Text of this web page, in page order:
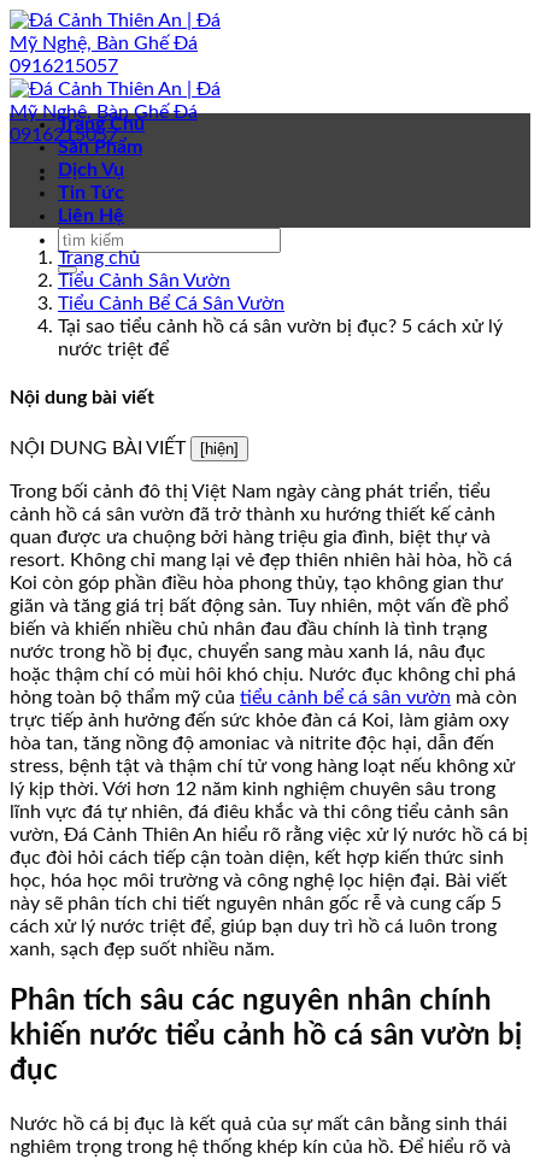
Bỏ
qua
nội
dung
Trang Chủ
Sản Phẩm
Dịch Vụ
Tin Tức
Liên Hệ
Trang chủ
Tiểu Cảnh Sân Vườn
Tiểu Cảnh Bể Cá Sân Vườn
Tại sao tiểu cảnh hồ cá sân vườn bị đục? 5 cách xử lý
nước triệt để
Nội dung bài viết
NỘI DUNG BÀI VIẾT [hiện]
Trong bối cảnh đô thị Việt Nam ngày càng phát triển, tiểu
cảnh hồ cá sân vườn đã trở thành xu hướng thiết kế cảnh
quan được ưa chuộng bởi hàng triệu gia đình, biệt thự và
resort. Không chỉ mang lại vẻ đẹp thiên nhiên hài hòa, hồ cá
Koi còn góp phần điều hòa phong thủy, tạo không gian thư
giãn và tăng giá trị bất động sản. Tuy nhiên, một vấn đề phổ
biến và khiến nhiều chủ nhân đau đầu chính là tình trạng
nước trong hồ bị đục, chuyển sang màu xanh lá, nâu đục
hoặc thậm chí có mùi hôi khó chịu. Nước đục không chỉ phá
hỏng toàn bộ thẩm mỹ của tiểu cảnh bể cá sân vườn mà còn
trực tiếp ảnh hưởng đến sức khỏe đàn cá Koi, làm giảm oxy
hòa tan, tăng nồng độ amoniac và nitrite độc hại, dẫn đến
stress, bệnh tật và thậm chí tử vong hàng loạt nếu không xử
lý kịp thời. Với hơn 12 năm kinh nghiệm chuyên sâu trong
lĩnh vực đá tự nhiên, đá điêu khắc và thi công tiểu cảnh sân
vườn, Đá Cảnh Thiên An hiểu rõ rằng việc xử lý nước hồ cá bị
đục đòi hỏi cách tiếp cận toàn diện, kết hợp kiến thức sinh
học, hóa học môi trường và công nghệ lọc hiện đại. Bài viết
này sẽ phân tích chi tiết nguyên nhân gốc rễ và cung cấp 5
cách xử lý nước triệt để, giúp bạn duy trì hồ cá luôn trong
xanh, sạch đẹp suốt nhiều năm.
Phân tích sâu các nguyên nhân chính
khiến nước tiểu cảnh hồ cá sân vườn bị
đục
Nước hồ cá bị đục là kết quả của sự mất cân bằng sinh thái
nghiêm trọng trong hệ thống khép kín của hồ. Để hiểu rõ và